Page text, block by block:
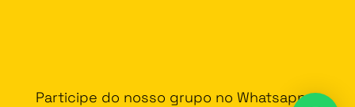
Participe do nosso grupo no Whatsapp e